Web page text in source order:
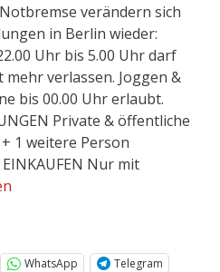
verändern sich
in Berlin wieder:
Uhr bis 5.00 Uhr darf
verlassen. Joggen &
bis 00.00 Uhr erlaubt.
Private & öffentliche
1 weitere Person
Nur mit
WhatsApp
Telegram